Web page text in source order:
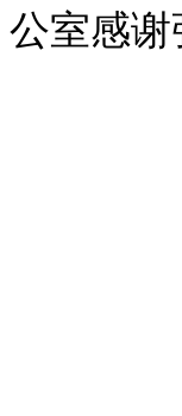
公室感